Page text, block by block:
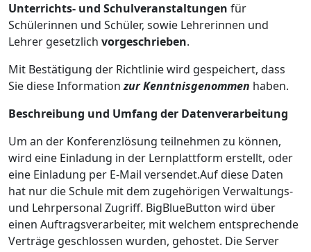
Unterrichts- und Schulveranstaltungen für
Schülerinnen und Schüler, sowie Lehrerinnen und
Lehrer gesetzlich vorgeschrieben.
Mit Bestätigung der Richtlinie wird gespeichert, dass
Sie diese Informationzur Kenntnisgenommen haben.
Beschreibung und Umfang der Datenverarbeitung
Um an der Konferenzlösung teilnehmen zu können,
wird eine Einladung in der Lernplattform erstellt, oder
eine Einladung per E-Mail versendet.Auf diese Daten
hat nur die Schule mit dem zugehörigen Verwaltungs-
und Lehrpersonal Zugriff. BigBlueButton wird über
einen Auftragsverarbeiter, mit welchem entsprechende
Verträge geschlossen wurden, gehostet. Die Server